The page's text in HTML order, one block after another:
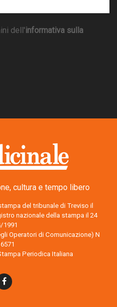
dell'informativa sulla
cultura e tempo libero
del tribunale di Treviso il
nazionale della stampa il 24
1991
Operatori di Comunicazione) N
Periodica Italiana